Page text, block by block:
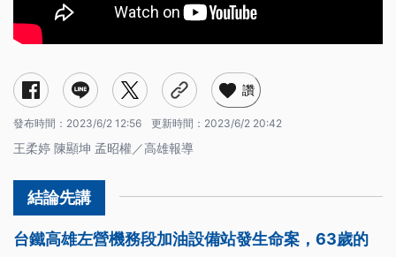
讚
發布時間： 2023/6/2 12:56 更新時間： 2023/6/2 20:42
王柔婷 陳顯坤 孟昭權／高雄報導
台鐵高雄左營機務段加油設備站發生命案，63歲的